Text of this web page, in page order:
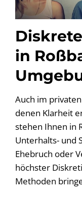
in
Auch im
denen Klarheit
stehen Ihnen in
Unterhalts- und
Ehebruch oder
höchster
Methoden